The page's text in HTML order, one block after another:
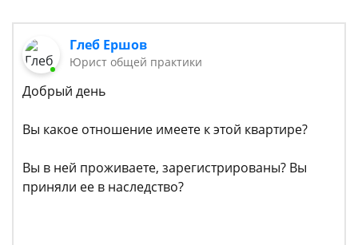
Глеб Ершов
Юрист общей практики
Добрый день
Вы какое отношение имеете к этой квартире?
Вы в ней проживаете, зарегистрированы? Вы
приняли ее в наследство?